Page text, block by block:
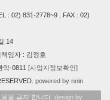
: 02) 831-2778~9 , FAX : 02)
14
임자 : 김정호
악-0811 [사업자정보확인]
powered by nnin
을 금지 합니다. design by